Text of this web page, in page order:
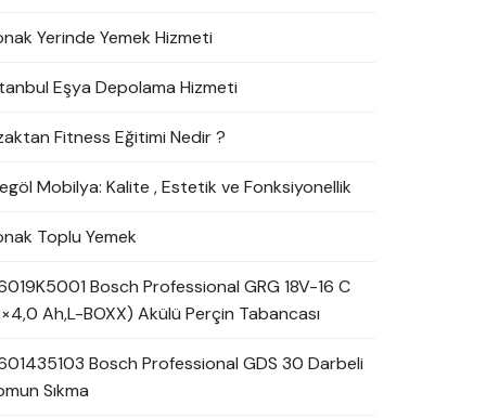
Yerinde Yemek Hizmeti
Eşya Depolama Hizmeti
Fitness Eğitimi Nedir ?
Mobilya: Kalite , Estetik ve Fonksiyonellik
Toplu Yemek
Bosch Professional GRG 18V-16 C
Ah,L-BOXX) Akülü Perçin Tabancası
Bosch Professional GDS 30 Darbeli
Sıkma